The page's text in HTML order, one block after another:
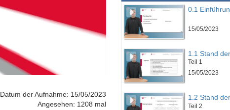
Datum der Aufnahme: 15/05/2023
Angesehen: 1208 mal
0.1
15/05/2023
Teil 1
15/05/2023
Teil 2